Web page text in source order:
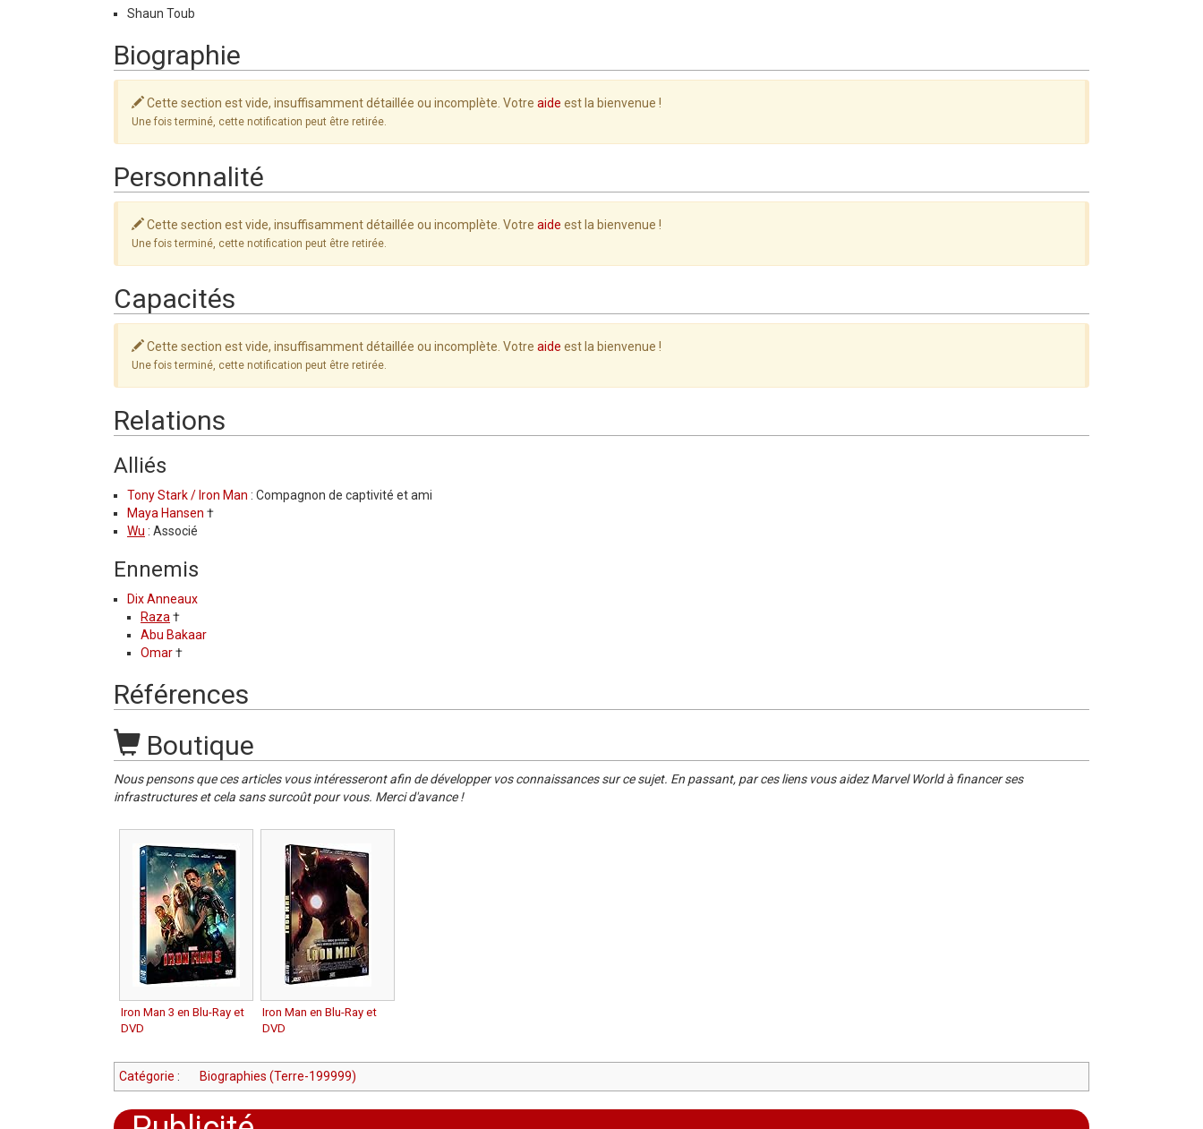
Shaun Toub
Biographie
Cette section est vide, insuffisamment détaillée ou incomplète. Votre aide est la bienvenue !
Une fois terminé, cette notification peut être retirée.
Personnalité
Cette section est vide, insuffisamment détaillée ou incomplète. Votre aide est la bienvenue !
Une fois terminé, cette notification peut être retirée.
Capacités
Cette section est vide, insuffisamment détaillée ou incomplète. Votre aide est la bienvenue !
Une fois terminé, cette notification peut être retirée.
Relations
Alliés
Tony Stark / Iron Man : Compagnon de captivité et ami
Maya Hansen †
Wu : Associé
Ennemis
Dix Anneaux
Raza†
Abu Bakaar
Omar†
Références
Boutique
Nous pensons que ces articles vous intéresseront afin de développer vos connaissances sur ce sujet. En passant, par ces liens vous aidez Marvel World à financer ses
infrastructures et cela sans surcoût pour vous. Merci d'avance !
Iron Man 3 en Blu-Ray et
DVD
Iron Man en Blu-Ray et
DVD
Catégorie : Biographies (Terre-199999)